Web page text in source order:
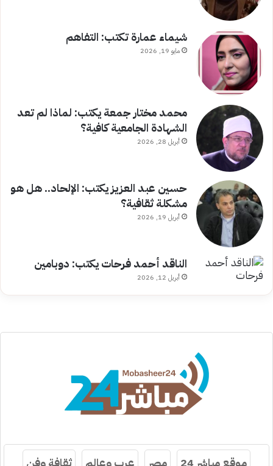
شيماء عمارة تكتب: التفاهم
مايو 19, 2026
محمد مختار جمعة يكتب: لماذا لم تعد
الشهادة الجامعية كافية؟
أبريل 28, 2026
حسين عبد العزيز يكتب: الإلحاد.. هل هو
مشكلة ثقافية؟
أبريل 19, 2026
الناقد أحمد فرحات يكتب: دوبامين
أبريل 12, 2026
موقع مباشر 24 مصر عرب وعالم ثقافة وفن